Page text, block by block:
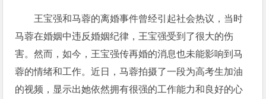
王宝强和马蓉的离婚事件曾经引起社会热议，当时
马蓉在婚姻中违反婚姻纪律，王宝强受到了很大的伤
害。然而，如今，王宝强传再婚的消息也未能影响到马
蓉的情绪和工作。近日，马蓉拍摄了一段为高考生加油
的视频，显示出她依然拥有很强的工作能力和良好的心